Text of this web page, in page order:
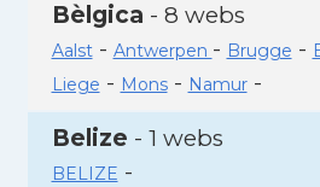
Bèlgica - 8 webs
Aalst- Antwerpen - Brugge -
Liege - Mons- Namur-
Belize - 1 webs
BELIZE -